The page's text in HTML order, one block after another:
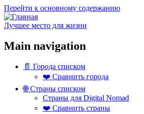
Перейти к основному содержанию
Лучшее место для жизни
Main navigation
📄 Города списком
❤️ Сравнить города
🌐 Страны списком
Страны для Digital Nomad
❤️ Сравнить страны